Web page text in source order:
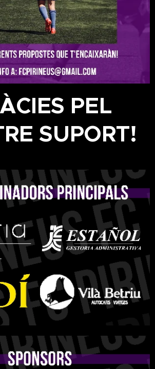
PEL
SUPORT!